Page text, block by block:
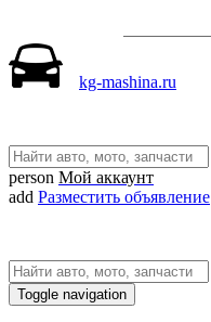
kg-mashina.ru
person Мой аккаунт
add Разместить объявление
Toggle navigation